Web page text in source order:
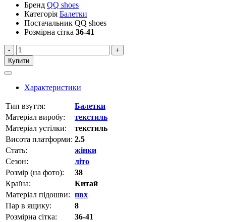
Бренд QQ shoes
Категорія Балетки
Постачальник QQ shoes
Розмірна сітка 36-41
-
+
Купити
Характеристики
Тип взуття:
Балетки
Матеріал виробу:
текстиль
Матеріал устілки:
текстиль
Висота платформи: 2.5
Стать:
жінки
Сезон:
літо
Розмір (на фото):
38
Країна:
Китай
Матеріал підошви: пвх
Пар в ящику:
8
Розмірна сітка:
36-41